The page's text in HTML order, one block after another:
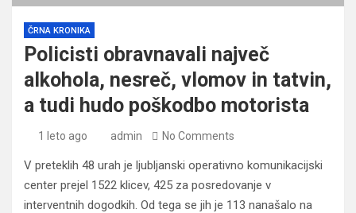
ČRNA KRONIKA
Policisti obravnavali največ
alkohola, nesreč, vlomov in tatvin,
a tudi hudo poškodbo motorista
1 leto ago admin No Comments
V preteklih 48 urah je ljubljanski operativno komunikacijski
center prejel 1522 klicev, 425 za posredovanje v
interventnih dogodkih. Od tega se jih je 113 nanašalo na